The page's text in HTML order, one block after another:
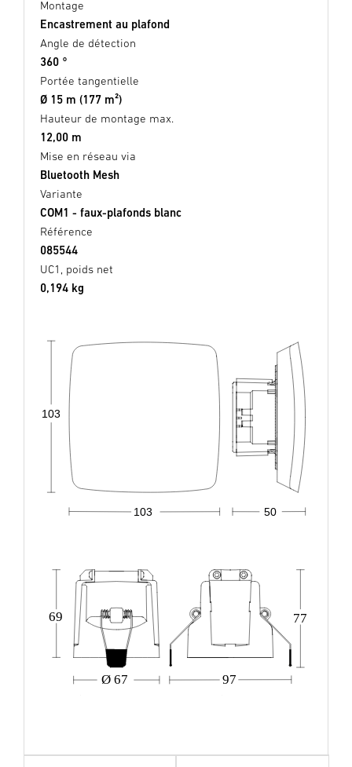
Montage
Encastrement au plafond
Angle de détection
360 °
Portée tangentielle
Ø 15 m (177 m²)
Hauteur de montage max.
12,00 m
Mise en réseau via
Bluetooth Mesh
Variante
COM1 - faux-plafonds blanc
Référence
085544
UC1, poids net
0,194 kg
50
103
103
Ø 67 97
69 77